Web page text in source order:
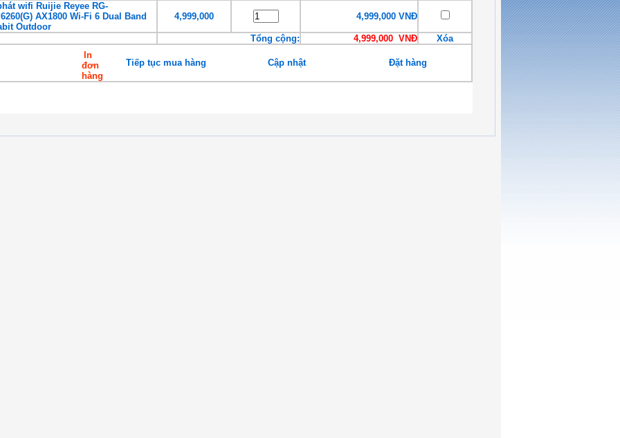
wifi Ruijie Reyee RG-
AX1800 Wi-Fi 6 Dual Band
Outdoor
4,999,000 4,999,000 VNĐ
Tổng cộng: 4,999,000 VNĐ
Xóa
In
đơn
hàng
Tiếp tục mua hàng Cập nhật Đặt hàng